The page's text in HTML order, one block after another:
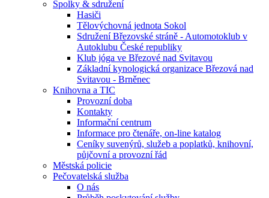
Spolky & sdružení
Hasiči
Tělovýchovná jednota Sokol
Sdružení Březovské stráně - Automotoklub v
Autoklubu České republiky
Klub jóga ve Březové nad Svitavou
Základní kynologická organizace Březová nad
Svitavou - Brněnec
Knihovna a TIC
Provozní doba
Kontakty
Informační centrum
Informace pro čtenáře, on-line katalog
Ceníky suvenýrů, služeb a poplatků, knihovní,
půjčovní a provozní řád
Městská policie
Pečovatelská služba
O nás